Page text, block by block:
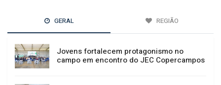
GERAL REGIÃO
Jovens fortalecem protagonismo no
campo em encontro do JEC Copercampos